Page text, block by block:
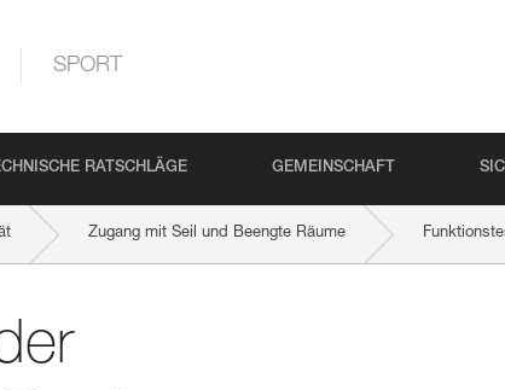
SPORT
RATSCHLÄGE GEMEINSCHAFT
Zugang mit Seil und Beengte Räume